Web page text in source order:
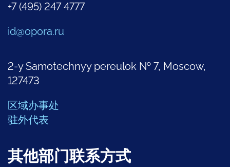
+7 (495) 247 4777
id@opora.ru
2-y Samotechnyy pereulok № 7, Moscow,
127473
区域办事处
驻外代表
其他部门联系方式